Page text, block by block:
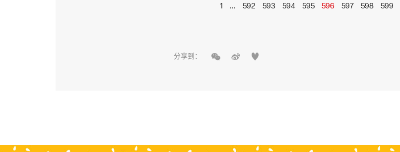
1 ... 592 593 594 595 596 597 598 599
分享到：   